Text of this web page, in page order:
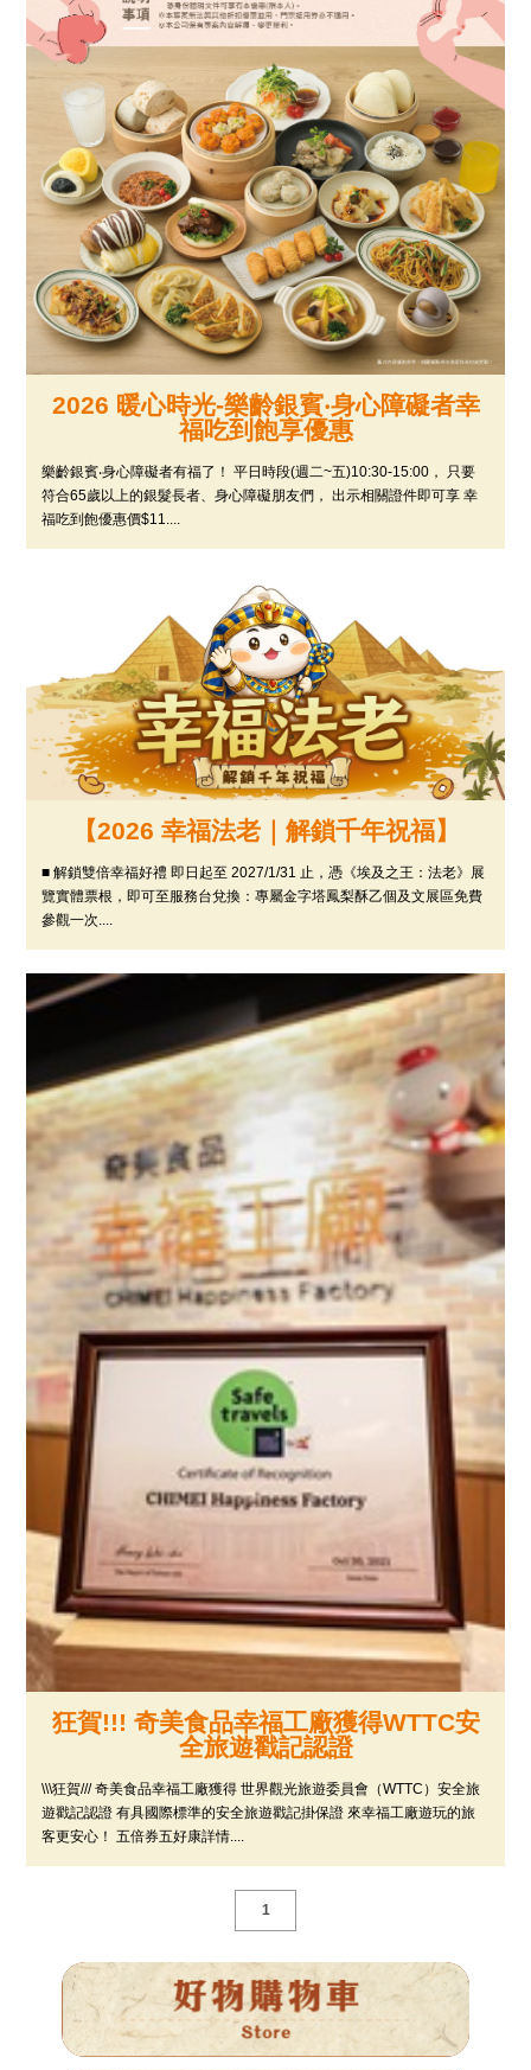
2026 暖心時光-樂齡銀賓‧身心障礙者幸
福吃到飽享優惠
樂齡銀賓‧身心障礙者有福了！ 平日時段(週二~五)10:30-15:00， 只要
符合65歲以上的銀髮長者、身心障礙朋友們， 出示相關證件即可享 幸
福吃到飽優惠價$11....
【2026 幸福法老｜解鎖千年祝福】
■ 解鎖雙倍幸福好禮 即日起至 2027/1/31 止，憑《埃及之王：法老》展
覽實體票根，即可至服務台兌換：專屬金字塔鳳梨酥乙個及文展區免費
參觀一次....
狂賀!!! 奇美食品幸福工廠獲得WTTC安
全旅遊戳記認證
\\\狂賀/// 奇美食品幸福工廠獲得 世界觀光旅遊委員會（WTTC）安全旅
遊戳記認證 有具國際標準的安全旅遊戳記掛保證 來幸福工廠遊玩的旅
客更安心！ 五倍券五好康詳情....
1